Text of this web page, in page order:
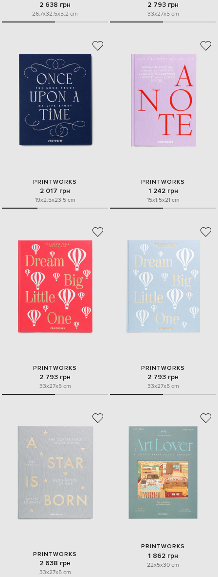
2 638 грн
26.7x32.5x5.2 cm
2 793 грн
33x27x5 cm
PRINTWORKS
2 017 грн
19x2.5x23.5 cm
PRINTWORKS
1 242 грн
15x1.5x21 cm
PRINTWORKS
2 793 грн
33x27x5 cm
PRINTWORKS
2 793 грн
33x27x5 cm
PRINTWORKS
2 638 грн
33x27x5 cm
PRINTWORKS
1 862 грн
22x5x30 cm